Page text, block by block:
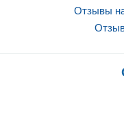
Отзывы